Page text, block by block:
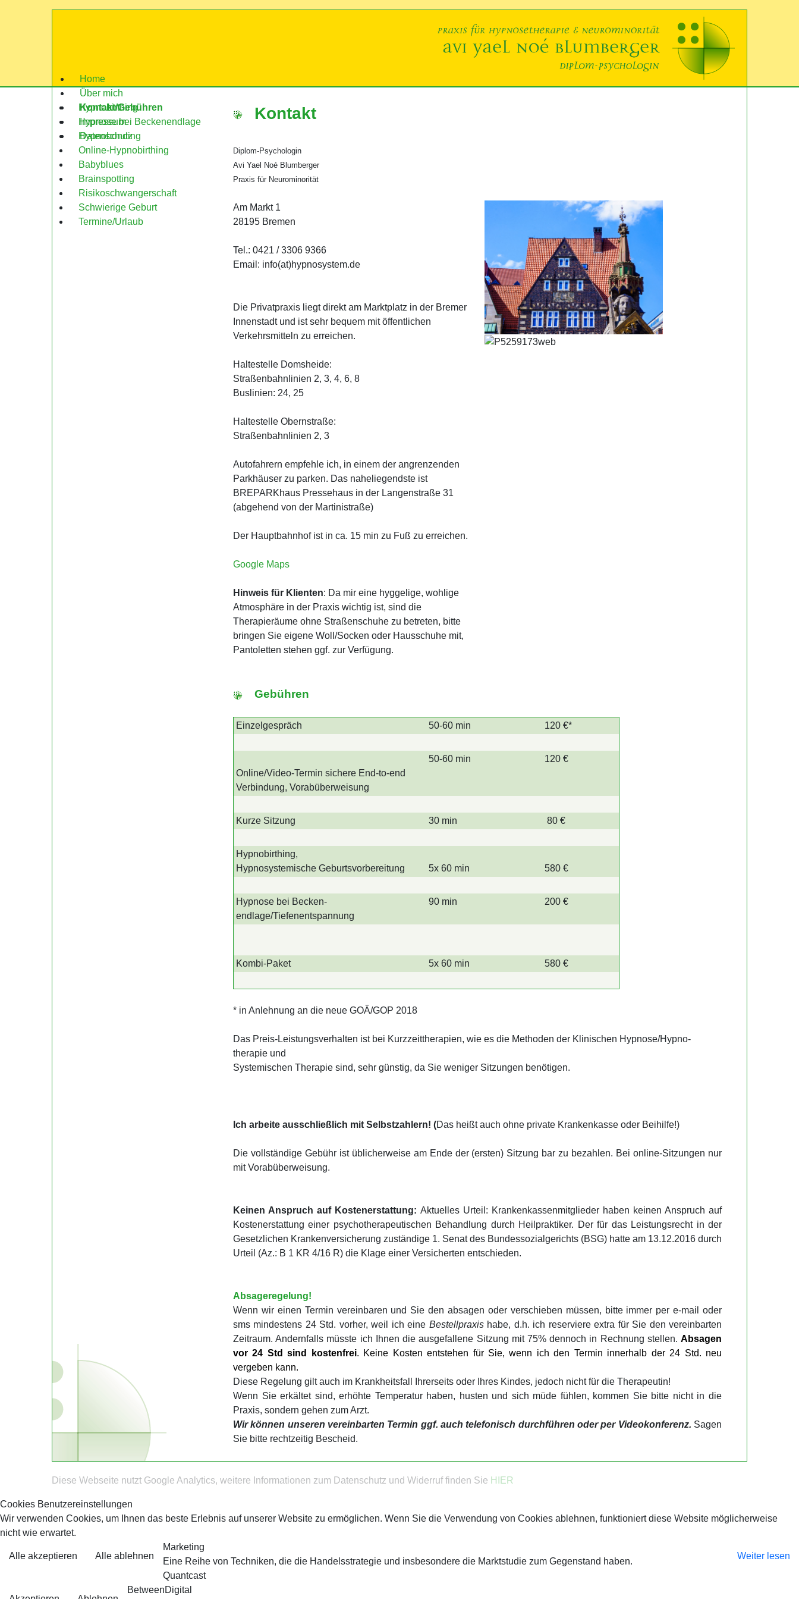
Home
Über mich
Kontakt/Gebühren
Impressum
Datenschutz
Hypnobirthing
Hypnose bei Beckenendlage
Hypnobonding
Online-Hypnobirthing
Babyblues
Brainspotting
Risikoschwangerschaft
Schwierige Geburt
Termine/Urlaub
Kontakt
Diplom-Psychologin
Avi Yael Noé Blumberger
Praxis für Neurominorität
Am Markt 1
28195 Bremen
Tel.: 0421 / 3306 9366
Email: info(at)hypnosystem.de
Die Privatpraxis liegt direkt am Marktplatz in der Bremer
Innen­stadt und ist sehr bequem mit öffent­lichen
Verkehrs­mitteln zu erreichen.
Haltestelle Domsheide:
Straßenbahnlinien 2, 3, 4, 6, 8
Buslinien: 24, 25
Haltestelle Obernstraße:
Straßenbahnlinien 2, 3
Autofahrern empfehle ich, in einem der angrenzenden
Parkhäuser zu parken. Das naheliegendste ist
BREPARKhaus Pressehaus in der Langenstraße 31
(abgehend von der Martinistraße)
Der Hauptbahnhof ist in ca. 15 min zu Fuß zu erreichen.
Google Maps
Hinweis für Klienten: Da mir eine hyggelige, wohlige
Atmosphäre in der Praxis wichtig ist, sind die
Therapieräume ohne Straßenschuhe zu betreten, bitte
bringen Sie eigene Woll/Socken oder Hausschuhe mit,
Pantoletten stehen ggf. zur Verfügung.
Gebühren
Einzelgespräch 50-60 min 120 €*
Online/Video-Termin sichere End-to-end
Verbindung, Vorabüberweisung
50-60 min 120 €
Kurze Sitzung 30 min 80 €
Hypnobirthing,
Hypno­systemische Geburts­vorbereitung
5x 60 min 580 €
Hypnose bei Becken­
endlage/Tiefenentspannung
90 min 200 €
Kombi-Paket 5x 60 min 580 €
* in Anlehnung an die neue GOÄ/GOP 2018
Das Preis-Leistungs­verhalten ist bei Kurzzeit­therapien, wie es die Metho­den der Klini­schen Hypnose/Hypno­
therapie und
Syste­mischen Thera­pie sind, sehr günstig, da Sie weniger Sitzun­gen benötigen.
Ich arbeite ausschließlich mit Selbstzahlern! (Das heißt auch ohne private Krankenkasse oder Beihilfe!)
Die vollständige Gebühr ist üblicherweise am Ende der (ersten) Sitzung bar zu bezahlen. Bei online-Sitzungen nur
mit Vorabüberweisung.
Keinen Anspruch auf Kostenerstattung: Aktuelles Urteil: Krankenkassenmitglieder haben keinen Anspruch auf
Kostenerstattung einer psychotherapeutischen Behandlung durch Heilpraktiker. Der für das Leistungsrecht in der
Gesetzlichen Krankenversicherung zuständige 1. Senat des Bundessozialgerichts (BSG) hatte am 13.12.2016 durch
Urteil (Az.: B 1 KR 4/16 R) die Klage einer Versicherten entschieden.
Absageregelung!
Wenn wir einen Termin vereinbaren und Sie den absagen oder verschieben müssen, bitte immer per e-mail oder
sms mindestens 24 Std. vorher, weil ich eine Bestellpraxishabe, d.h. ich reserviere extra für Sie den vereinbarten
Zeitraum. Andernfalls müsste ich Ihnen die ausgefallene Sitzung mit 75% dennoch in Rechnung stellen. Absagen
vor 24 Std sind kostenfrei. Keine Kosten entstehen für Sie, wenn ich den Termin innerhalb der 24 Std. neu
vergeben kann.
Diese Regelung gilt auch im Krankheitsfall Ihrerseits oder Ihres Kindes, jedoch nicht für die Therapeutin!
Wenn Sie erkältet sind, erhöhte Temperatur haben, husten und sich müde fühlen, kommen Sie bitte nicht in die
Praxis, sondern gehen zum Arzt.
Wir können unseren vereinbarten Termin ggf. auch telefonisch durchführen oder per Videokonferenz. Sagen
Sie bitte rechtzeitig Bescheid.
Diese Webseite nutzt Google Analytics, weitere Informationen zum Datenschutz und Widerruf finden Sie HIER
Cookies Benutzereinstellungen
Wir verwenden Cookies, um Ihnen das beste Erlebnis auf unserer Website zu ermöglichen. Wenn Sie die Verwendung von Cookies ablehnen, funktioniert diese Website möglicherweise
nicht wie erwartet.
Alle akzeptieren Alle ablehnen Weiter lesen
Marketing
Eine Reihe von Techniken, die die Handelsstrategie und insbesondere die Marktstudie zum Gegenstand haben.
Quantcast
BetweenDigital